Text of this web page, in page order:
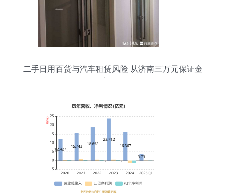
二手日用百货与汽车租赁风险 从济南三万元保证金